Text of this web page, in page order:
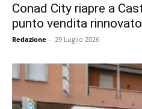
Conad City riapre a
punto vendita rinnovato
Redazione - 29 Luglio 2026